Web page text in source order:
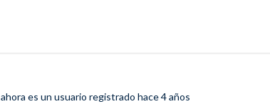
ahora es un usuario registrado hace 4 años